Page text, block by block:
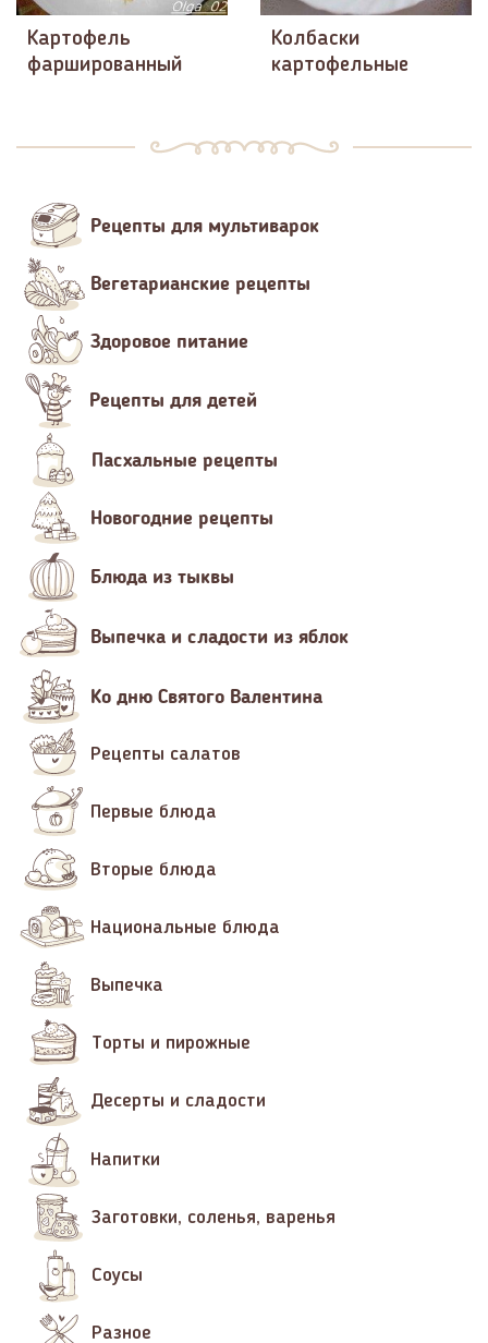
Картофель
фаршированный
Колбаски
картофельные
Рецепты для мультиварок
Вегетарианские рецепты
Здоровое питание
Рецепты для детей
Пасхальные рецепты
Новогодние рецепты
Блюда из тыквы
Выпечка и сладости из яблок
Ко дню Святого Валентина
Рецепты салатов
Первые блюда
Вторые блюда
Национальные блюда
Выпечка
Торты и пирожные
Десерты и сладости
Напитки
Заготовки, соленья, варенья
Соусы
Разное